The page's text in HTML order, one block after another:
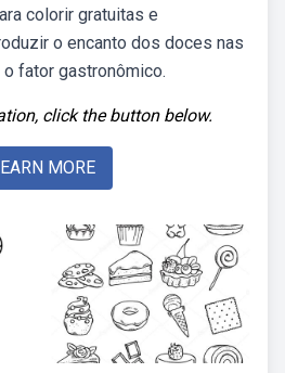
colorir gratuitas e
o encanto dos doces nas
fator gastronômico.
click the button below.
MORE